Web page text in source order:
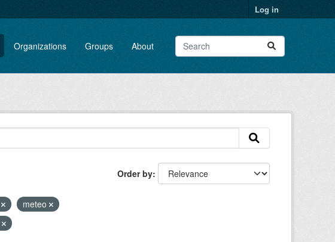
Log in
Organizations Groups About
Order by
meteo